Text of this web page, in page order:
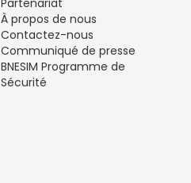
Partenariat
À propos de nous
Contactez-nous
Communiqué de presse
BNESIM Programme de
Sécurité